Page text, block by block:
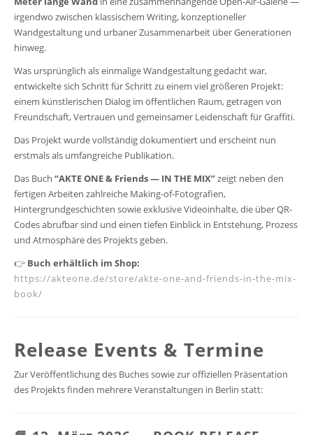
irgendwo zwischen klassischem Writing, konzeptioneller
Wandgestaltung und urbaner Zusammenarbeit über Generationen
hinweg.
Was ursprünglich als einmalige Wandgestaltung gedacht war,
entwickelte sich Schritt für Schritt zu einem viel größeren Projekt:
einem künstlerischen Dialog im öffentlichen Raum, getragen von
Freundschaft, Vertrauen und gemeinsamer Leidenschaft für Graffiti.
Das Projekt wurde vollständig dokumentiert und erscheint nun
erstmals als umfangreiche Publikation.
Das Buch “AKTE ONE & Friends — IN THE MIX”zeigt neben den
fertigen Arbeiten zahlreiche Making-of-Fotografien,
Hintergrundgeschichten sowie exklusive Videoinhalte, die über QR-
Codes abrufbar sind und einen tiefen Einblick in Entstehung, Prozess
und Atmosphäre des Projekts geben.
👉 Buch erhältlich im Shop:
https://akteone.de/store/akte-one-and-friends-in-the-mix-
book/
Release Events & Termine
Zur Veröffentlichung des Buches sowie zur offiziellen Präsentation
des Projekts finden mehrere Veranstaltungen in Berlin statt: